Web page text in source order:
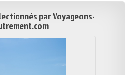
par Voyageons-